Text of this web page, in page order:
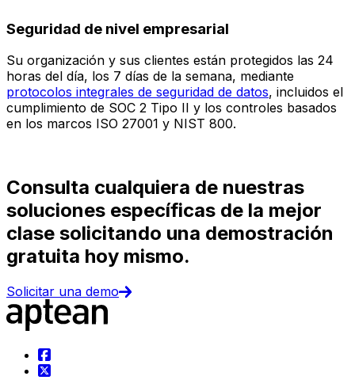
Seguridad de nivel empresarial
Su organización y sus clientes están protegidos las 24
horas del día, los 7 días de la semana, mediante
protocolos integrales de seguridad de datos, incluidos el
cumplimiento de SOC 2 Tipo II y los controles basados
en los marcos ISO 27001 y NIST 800.
Consulta cualquiera de nuestras
soluciones específicas de la mejor
clase solicitando una demostración
gratuita hoy mismo.
Solicitar una demo